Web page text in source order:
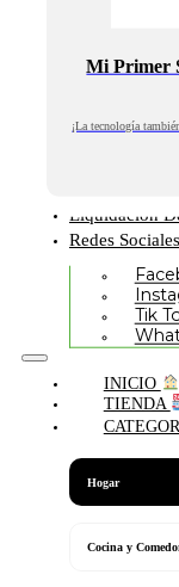
Mi Primer
¡La tecnología
Liquidación
Redes Sociales
Tik
INICIO
TIENDA
Hogar
Cocina y